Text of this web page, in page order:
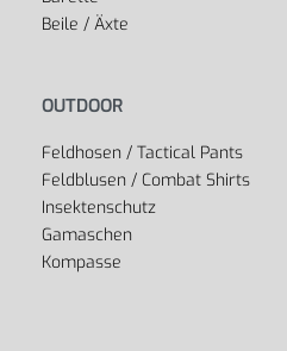
Beile / Äxte
OUTDOOR
Feldhosen / Tactical Pants
Feldblusen / Combat Shirts
Insektenschutz
Gamaschen
Kompasse